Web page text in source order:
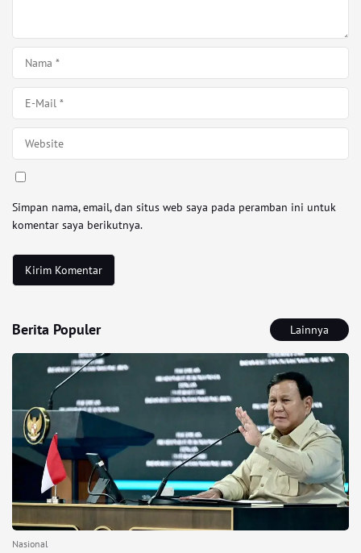
Simpan nama, email, dan situs web saya pada peramban ini untuk
komentar saya berikutnya.
Berita Populer Lainnya
Nasional